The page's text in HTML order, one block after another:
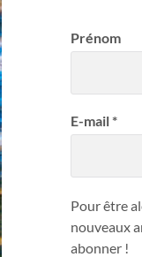
Prénom
E-mail*
Pour être
nouveaux
abonner !